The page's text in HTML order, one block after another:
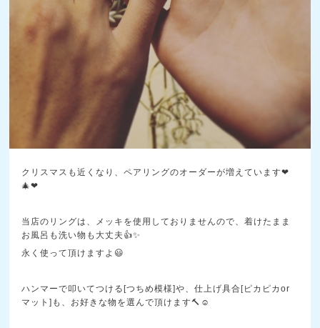
クリスマスも近くなり、ペアリングのオーダーが増えています❤
🎄❤
当店のリングは、メッキを使用しておりませんので、着けたまま
お風呂も洗い物も大丈夫👍✨
永く使って頂けますよ😃
ハンマーで叩いてつける[つちめ模様]や、仕上げ具合[ピカピカor
マット]も、お好きな物を選んで頂けます🔨☺